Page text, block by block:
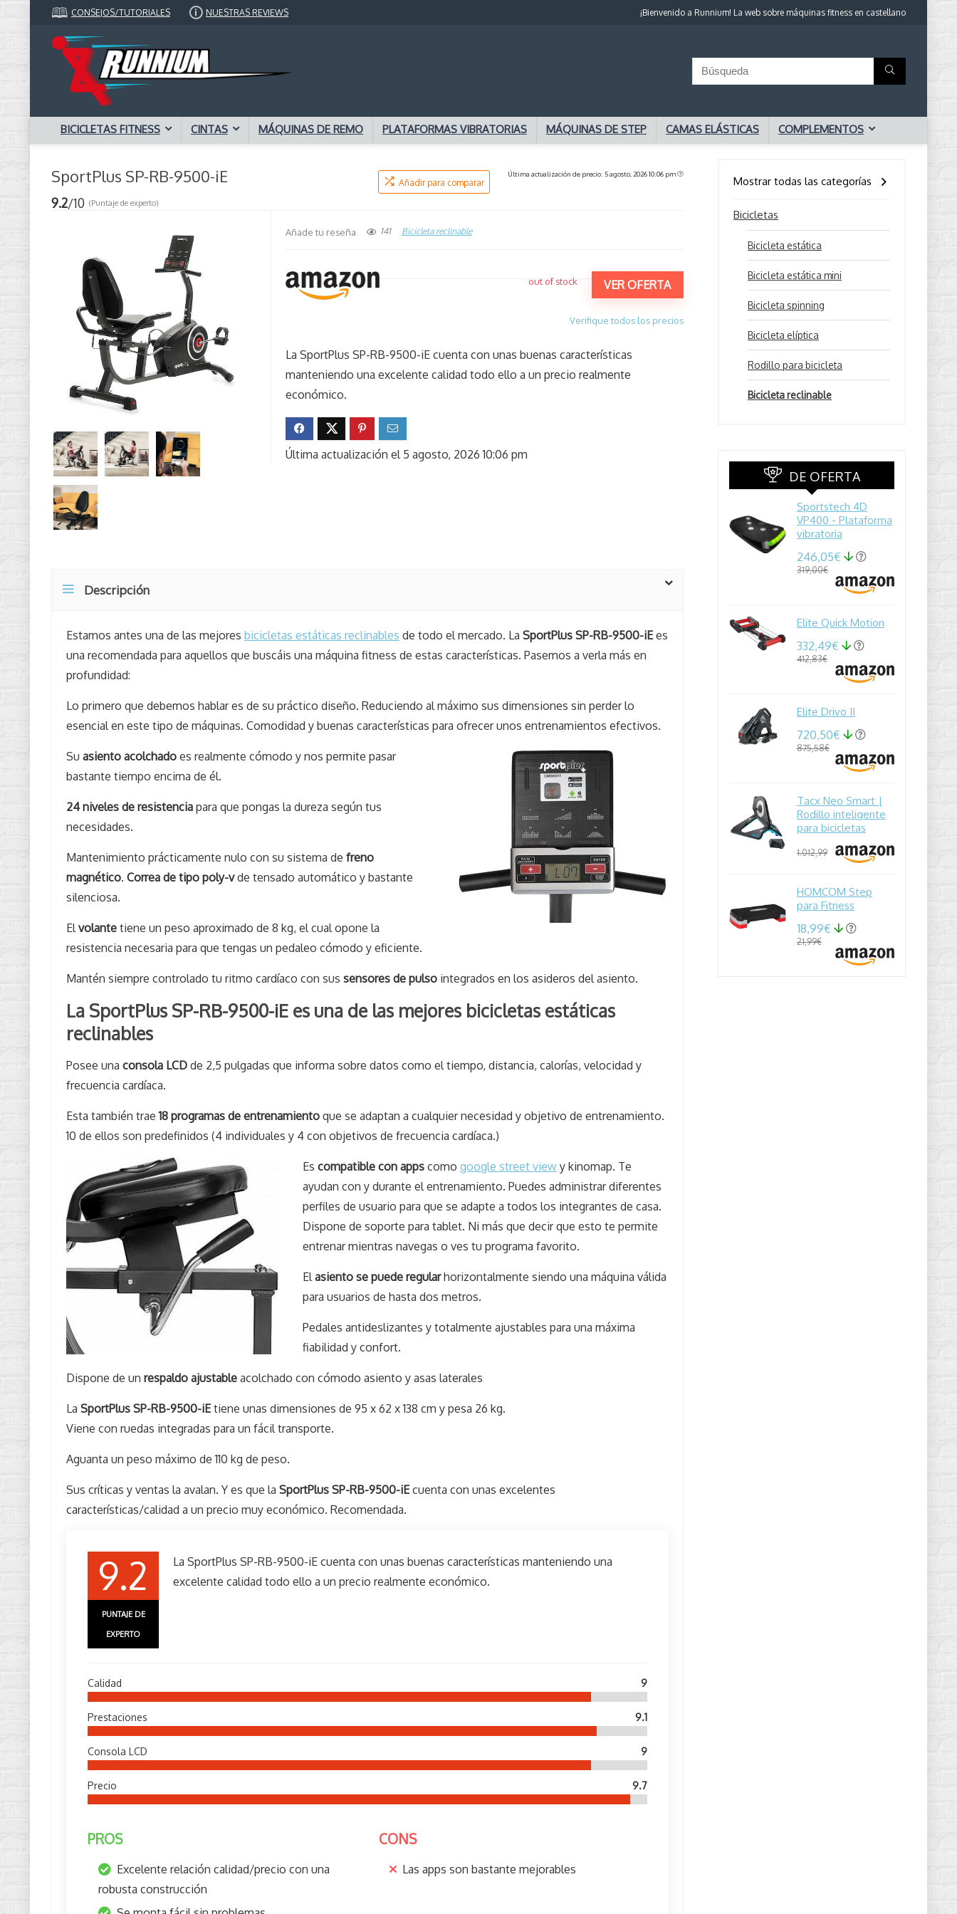
CONSEJOS/TUTORIALES NUESTRAS REVIEWS ¡Bienvenido a Runnium! La web sobre máquinas fitness en castellano
BICICLETAS FITNESS CINTAS MÁQUINAS DE REMO PLATAFORMAS VIBRATORIAS MÁQUINAS DE STEP CAMAS ELÁSTICAS COMPLEMENTOS
Última actualización de precio: 5 agosto, 2026 10:06 pm
SportPlus SP-RB-9500-iE
9.2/10 (Puntaje de experto)
Añadir para comparar
Añade tu reseña 141 Bicicleta reclinable
VER OFERTA
out of stock
Verifique todos los precios
La SportPlus SP-RB-9500-iE cuenta con unas buenas características
manteniendo una excelente calidad todo ello a un precio realmente
económico.
Última actualización el 5 agosto, 2026 10:06 pm
Descripción
Estamos antes una de las mejores bicicletas estáticas reclinables de todo el mercado. La SportPlus SP-RB-9500-iE es
una recomendada para aquellos que buscáis una máquina fitness de estas características. Pasemos a verla más en
profundidad:
Lo primero que debemos hablar es de su práctico diseño. Reduciendo al máximo sus dimensiones sin perder lo
esencial en este tipo de máquinas. Comodidad y buenas características para ofrecer unos entrenamientos efectivos.
Su asiento acolchado es realmente cómodo y nos permite pasar
bastante tiempo encima de él.
24 niveles de resistencia para que pongas la dureza según tus
necesidades.
Mantenimiento prácticamente nulo con su sistema de freno
magnético. Correa de tipo poly-vde tensado automático y bastante
silenciosa.
Elvolante tiene un peso aproximado de 8 kg, el cual opone la
resistencia necesaria para que tengas un pedaleo cómodo y eficiente.
Mantén siempre controlado tu ritmo cardíaco con sus sensores de pulso integrados en los asideros del asiento.
La SportPlus SP-RB-9500-iE es una de las mejores bicicletas estáticas
reclinables
Posee una consola LCD de 2,5 pulgadas que informa sobre datos como el tiempo, distancia, calorías, velocidad y
frecuencia cardíaca.
Esta también trae18 programas de entrenamiento que se adaptan a cualquier necesidad y objetivo de entrenamiento.
10 de ellos son predefinidos (4 individuales y 4 con objetivos de frecuencia cardíaca.)
Es compatible con apps como google street view y kinomap. Te
ayudan con y durante el entrenamiento. Puedes administrar diferentes
perfiles de usuario para que se adapte a todos los integrantes de casa.
Dispone de soporte para tablet. Ni más que decir que esto te permite
entrenar mientras navegas o ves tu programa favorito.
Elasiento se puede regularhorizontalmente siendo una máquina válida
para usuarios de hasta dos metros.
Pedales antideslizantes y totalmente ajustables para una máxima
fiabilidad y confort.
Dispone de un respaldo ajustable acolchado con cómodo asiento y asas laterales
La SportPlus SP-RB-9500-iE tiene unas dimensiones de 95 x 62 x 138 cm y pesa 26 kg.
Viene con ruedas integradas para un fácil transporte.
Aguanta un peso máximo de 110 kg de peso.
Sus críticas y ventas la avalan. Y es que la SportPlus SP-RB-9500-iE cuenta con unas excelentes
características/calidad a un precio muy económico. Recomendada.
9.2
PUNTAJE DE
EXPERTO
La SportPlus SP-RB-9500-iE cuenta con unas buenas características manteniendo una
excelente calidad todo ello a un precio realmente económico.
Calidad 9
Prestaciones 9.1
Consola LCD 9
Precio 9.7
PROS
Excelente relación calidad/precio con una
robusta construcción
CONS
Las apps son bastante mejorables
Mostrar todas las categorías
Bicicletas
Bicicleta estática
Bicicleta estática mini
Bicicleta spinning
Bicicleta elíptica
Rodillo para bicicleta
Bicicleta reclinable
DE OFERTA
Sportstech 4D
VP400 - Plataforma
vibratoria
246,05€
319,00€
Elite Quick Motion
332,49€
412,83€
Elite Drivo II
720,50€
875,58€
Tacx Neo Smart |
Rodillo inteligente
para bicicletas
1.012,99
HOMCOM Step
para Fitness
18,99€
21,99€